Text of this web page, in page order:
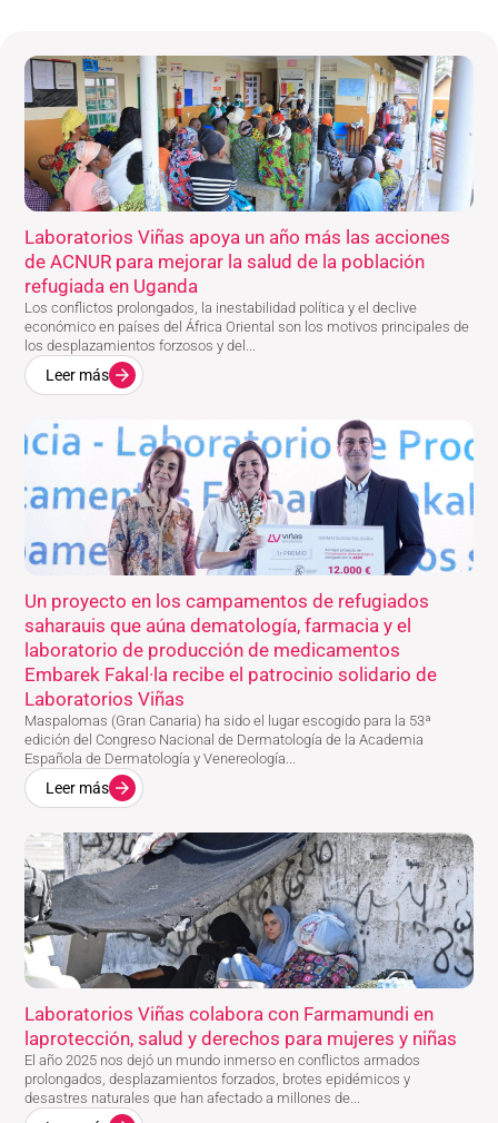
Laboratorios Viñas apoya un año más las acciones
de ACNUR para mejorar la salud de la población
refugiada en Uganda
Los conflictos prolongados, la inestabilidad política y el declive
económico en países del África Oriental son los motivos principales de
los desplazamientos forzosos y del...
Leer más
Un proyecto en los campamentos de refugiados
saharauis que aúna dematología, farmacia y el
laboratorio de producción de medicamentos
Embarek Fakal·la recibe el patrocinio solidario de
Laboratorios Viñas
Maspalomas (Gran Canaria) ha sido el lugar escogido para la 53ª
edición del Congreso Nacional de Dermatología de la Academia
Española de Dermatología y Venereología...
Leer más
Laboratorios Viñas colabora con Farmamundi en
laprotección, salud y derechos para mujeres y niñas
El año 2025 nos dejó un mundo inmerso en conflictos armados
prolongados, desplazamientos forzados, brotes epidémicos y
desastres naturales que han afectado a millones de...